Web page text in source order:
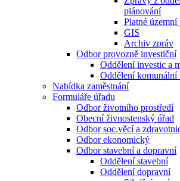
plánování
Platné
GIS
Archiv zpráv
Odbor provozně investiční
Oddělení investic a
Oddělení komunální
Nabídka zaměstnání
Formuláře úřadu
Odbor životního prostředí
Obecní živnostenský úřad
Odbor soc.věcí a
Odbor ekonomický
Odbor stavební a dopravní
Oddělení stavební
Oddělení dopravní